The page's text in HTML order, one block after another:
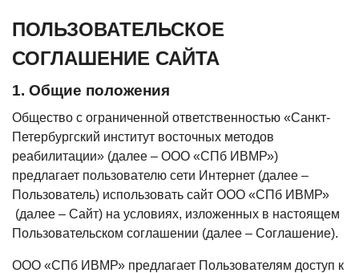
ПОЛЬЗОВАТЕЛЬСКОЕ
СОГЛАШЕНИЕ САЙТА
1. Общие положения
Общество с ограниченной ответственностью «Санкт-
Петербургский институт восточных методов
реабилитации» (далее – ООО «СПб ИВМР»)
предлагает пользователю сети Интернет (далее –
Пользователь) использовать сайт ООО «СПб ИВМР»
(далее – Сайт) на условиях, изложенных в настоящем
Пользовательском соглашении (далее – Соглашение).
ООО «СПб ИВМР» предлагает Пользователям доступ к